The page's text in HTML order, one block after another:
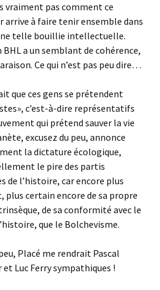
vraiment pas comment ce
arrive à faire tenir ensemble dans
telle bouillie intellectuelle.
BHL a un semblant de cohérence,
Ce qui n’est pas peu dire…
que ces gens se prétendent
c’est-à-dire représentatifs
qui prétend sauver la vie
excusez du peu, annonce
la dictature écologique,
le pire des partis
de l’histoire, car encore plus
plus certain encore de sa propre
de sa conformité avec le
que le Bolchevisme.
Placé me rendrait Pascal
et Luc Ferry sympathiques !